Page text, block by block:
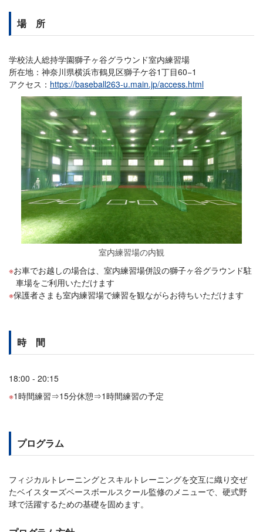
場 所
学校法人総持学園獅子ヶ谷グラウンド室内練習場
所在地：神奈川県横浜市鶴見区獅子ケ谷1丁目60−1
アクセス： https://baseball263-u.main.jp/access.html
室内練習場の内観
お車でお越しの場合は、室内練習場併設の獅子ヶ谷グラウンド駐
車場をご利用いただけます
保護者さまも室内練習場で練習を観ながらお待ちいただけます
時 間
18:00 - 20:15
1時間練習⇒15分休憩⇒1時間練習の予定
プログラム
フィジカルトレーニングとスキルトレーニングを交互に織り交ぜ
たベイスターズベースボールスクール監修のメニューで、硬式野
球で活躍するための基礎を固めます。